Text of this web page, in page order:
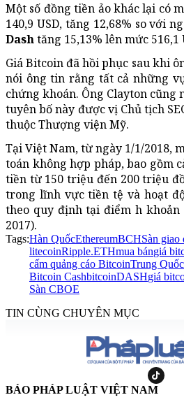
Một số đồng tiền ảo khác lại có
140,9 USD, tăng 12,68% so với
Dashtăng 15,13% lên mức 516,1
Giá Bitcoin đã hồi phục sau khi
nói ông tin rằng tất cả những
chứng khoán. Ông Clayton cũng
tuyên bố này được vị Chủ tịch
thuộc Thượng viện Mỹ.
Tại Việt Nam, từ ngày 1/1/2018,
toán không hợp pháp, bao gồm
tiền từ 150 triệu đến 200 triệu
trong lĩnh vực tiền tệ và hoạt
theo quy định tại điểm h khoản
2017).
Tags:Hàn QuốcEthereumBCHSàn giao
litecoinRipple.ETHmua bángiá
cấm quảng cáo BitcoinTrung Quốc
Bitcoin CashbitcoinDASHgiá
Sàn CBOE
TIN CÙNG CHUYÊN MỤC
BÁO PHÁP LUẬT VIỆT NAM